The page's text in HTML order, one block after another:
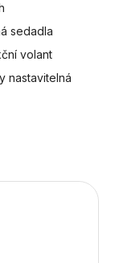
sedadla
volant
nastavitelná